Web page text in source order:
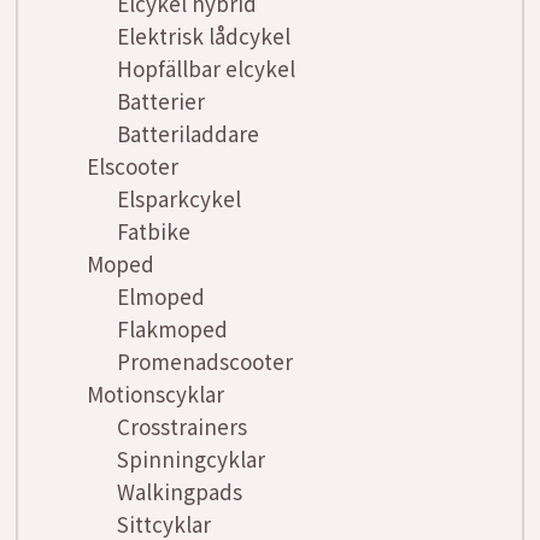
Elektrisk lådcykel
Hopfällbar elcykel
Batterier
Batteriladdare
Elscooter
Elsparkcykel
Fatbike
Moped
Elmoped
Flakmoped
Promenadscooter
Motionscyklar
Crosstrainers
Spinningcyklar
Walkingpads
Sittcyklar